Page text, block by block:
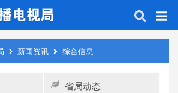
新闻资讯 综合信息
省局动态